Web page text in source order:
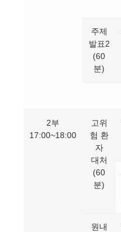
주제
발표2
(60
분)
2부
17:00~18:00
고위
험 환
자
대처
(60
분)
원내